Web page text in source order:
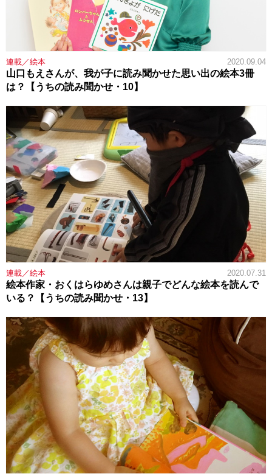
連載／絵本 2020.09.04
山口もえさんが、我が子に読み聞かせた思い出の絵本3冊
は？【うちの読み聞かせ・10】
連載／絵本 2020.07.31
絵本作家・おくはらゆめさんは親子でどんな絵本を読んで
いる？【うちの読み聞かせ・13】